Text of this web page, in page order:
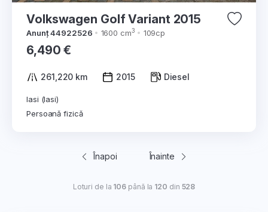
Volkswagen Golf Variant 2015
Anunț 44922526 1600 cm3 109cp
6,490 €
261,220 km 2015 Diesel
Iasi (Iasi)
Persoană fizică
Înapoi Înainte
Loturi de la 106 până la 120 din 528